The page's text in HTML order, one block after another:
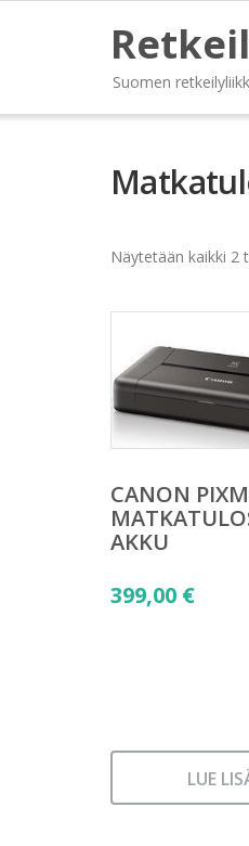
Suomen
Näytetään kaikki 2
CANON
AKKU
399,00 €
LUE